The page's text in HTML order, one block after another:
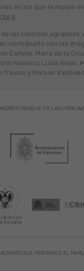
en los que el museo
las Ciencias agradece
contribuido con las
Cañete; María de la
Navarro; Lucía Rivas;
Travesí y Manuel
QUE PERTENECE EL
PARQUE DE LAS CIENCIAS